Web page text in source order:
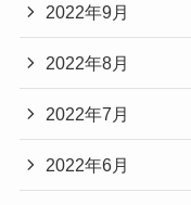
2022年9月
2022年8月
2022年7月
2022年6月